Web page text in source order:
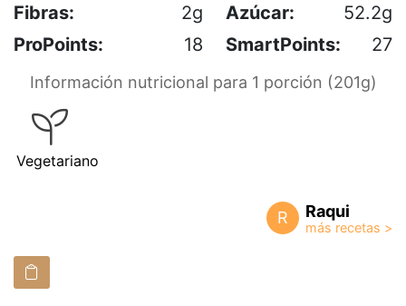
Fibras:
2g Azúcar:
52.2g
ProPoints:
18 SmartPoints: 27
Información nutricional para 1 porción (201g)
Vegetariano
R Raqui